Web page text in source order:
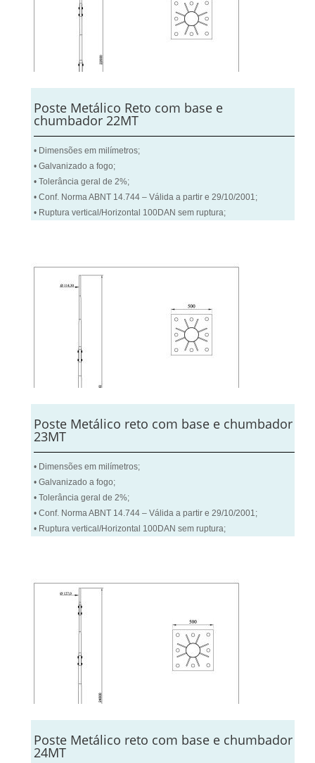
Poste Metálico Reto com base e
chumbador 22MT
• Dimensões em milímetros;
• Galvanizado a fogo;
• Tolerância geral de 2%;
• Conf. Norma ABNT 14.744 – Válida a partir e 29/10/2001;
• Ruptura vertical/Horizontal 100DAN sem ruptura;
Poste Metálico reto com base e chumbador
23MT
• Dimensões em milímetros;
• Galvanizado a fogo;
• Tolerância geral de 2%;
• Conf. Norma ABNT 14.744 – Válida a partir e 29/10/2001;
• Ruptura vertical/Horizontal 100DAN sem ruptura;
Poste Metálico reto com base e chumbador
24MT